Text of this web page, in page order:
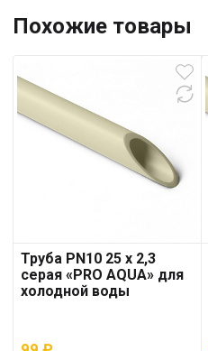
Похожие товары
Труба PN10 25 x 2,3
серая «PRO AQUA» для
холодной воды